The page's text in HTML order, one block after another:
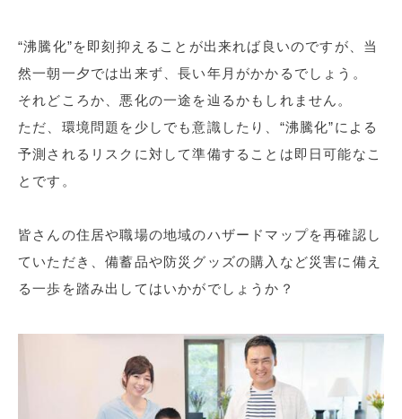
“沸騰化”を即刻抑えることが出来れば良いのですが、当
然一朝一夕では出来ず、長い年月がかかるでしょう。
それどころか、悪化の一途を辿るかもしれません。
ただ、環境問題を少しでも意識したり、“沸騰化”による
予測されるリスクに対して準備することは即日可能なこ
とです。
皆さんの住居や職場の地域のハザードマップを再確認し
ていただき、備蓄品や防災グッズの購入など災害に備え
る一歩を踏み出してはいかがでしょうか？